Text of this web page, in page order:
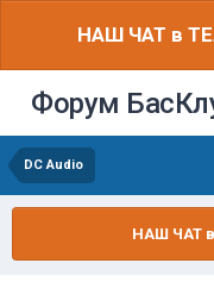
НАШ ЧАТ в
Форум
DC Audio
НАШ ЧАТ